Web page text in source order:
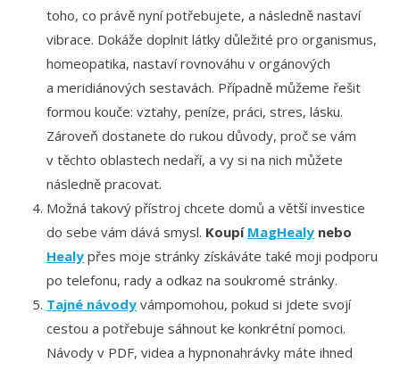
toho, co právě nyní potřebujete, a následně nastaví
vibrace. Dokáže doplnit látky důležité pro organismus,
homeopatika, nastaví rovnováhu v orgánových
a meridiánových sestavách. Případně můžeme řešit
formou kouče: vztahy, peníze, práci, stres, lásku.
Zároveň dostanete do rukou důvody, proč se vám
v těchto oblastech nedaří, a vy si na nich můžete
následně pracovat.
Možná takový přístroj chcete domů a větší investice
do sebe vám dává smysl. Koupí MagHealy nebo
Healy přes moje stránky získáváte také moji podporu
po telefonu, rady a odkaz na soukromé stránky.
Tajné návody vámpomohou, pokud si jdete svojí
cestou a potřebuje sáhnout ke konkrétní pomoci.
Návody v PDF, videa a hypnonahrávky máte ihned